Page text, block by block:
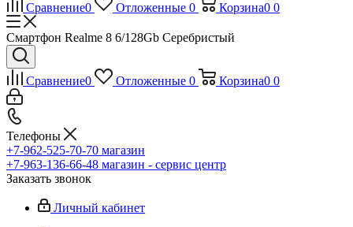
Сравнение0 Отложенные 0 Корзина0 0
Смартфон Realme 8 6/128Gb Серебристый
Сравнение0 Отложенные 0 Корзина0 0
Телефоны
+7-962-525-70-70 магазин
+7-963-136-66-48 магазин - сервис центр
Заказать звонок
Личный кабинет